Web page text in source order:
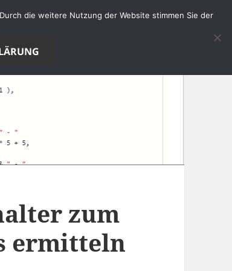
zum
ermitteln
die weitere Nutzung der Website stimmen Sie der